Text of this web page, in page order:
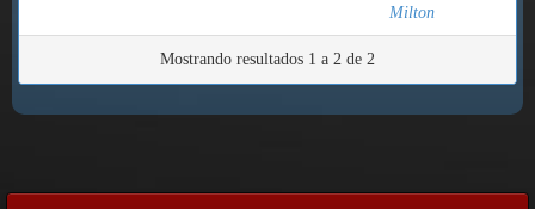
Milton
Mostrando resultados 1 a 2 de 2